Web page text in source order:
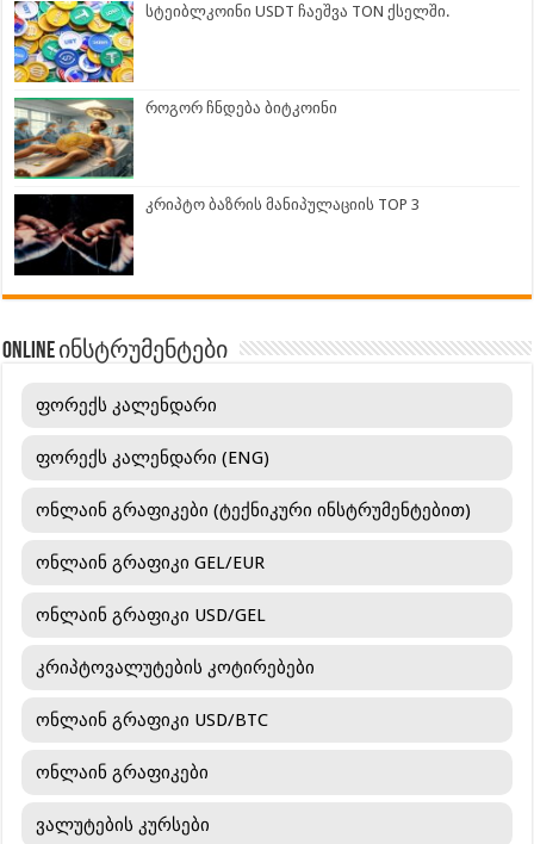
სტეიბლკოინი USDT ჩაეშვა TON ქსელში.
როგორ ჩნდება ბიტკოინი
კრიპტო ბაზრის მანიპულაციის TOP 3
ONLINE ინსტრუმენტები
ფორექს კალენდარი
ფორექს კალენდარი (ENG)
ონლაინ გრაფიკები (ტექნიკური ინსტრუმენტებით)
ონლაინ გრაფიკი GEL/EUR
ონლაინ გრაფიკი USD/GEL
კრიპტოვალუტების კოტირებები
ონლაინ გრაფიკი USD/BTC
ონლაინ გრაფიკები
ვალუტების კურსები